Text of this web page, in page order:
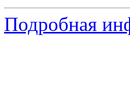
Подробная